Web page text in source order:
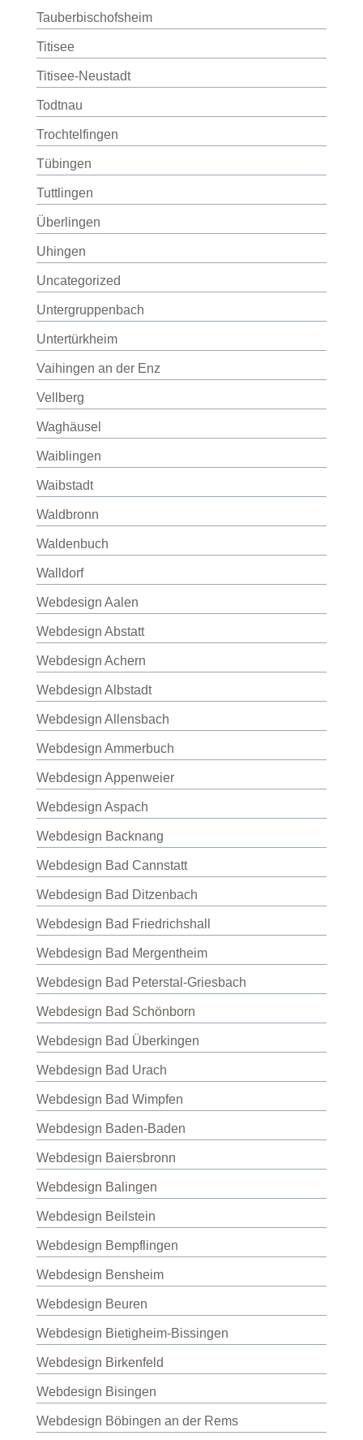
Tauberbischofsheim
Titisee
Titisee-Neustadt
Todtnau
Trochtelfingen
Tübingen
Tuttlingen
Überlingen
Uhingen
Uncategorized
Untergruppenbach
Untertürkheim
Vaihingen an der Enz
Vellberg
Waghäusel
Waiblingen
Waibstadt
Waldbronn
Waldenbuch
Walldorf
Webdesign Aalen
Webdesign Abstatt
Webdesign Achern
Webdesign Albstadt
Webdesign Allensbach
Webdesign Ammerbuch
Webdesign Appenweier
Webdesign Aspach
Webdesign Backnang
Webdesign Bad Cannstatt
Webdesign Bad Ditzenbach
Webdesign Bad Friedrichshall
Webdesign Bad Mergentheim
Webdesign Bad Peterstal-Griesbach
Webdesign Bad Schönborn
Webdesign Bad Überkingen
Webdesign Bad Urach
Webdesign Bad Wimpfen
Webdesign Baden-Baden
Webdesign Baiersbronn
Webdesign Balingen
Webdesign Beilstein
Webdesign Bempflingen
Webdesign Bensheim
Webdesign Beuren
Webdesign Bietigheim-Bissingen
Webdesign Birkenfeld
Webdesign Bisingen
Webdesign Böbingen an der Rems